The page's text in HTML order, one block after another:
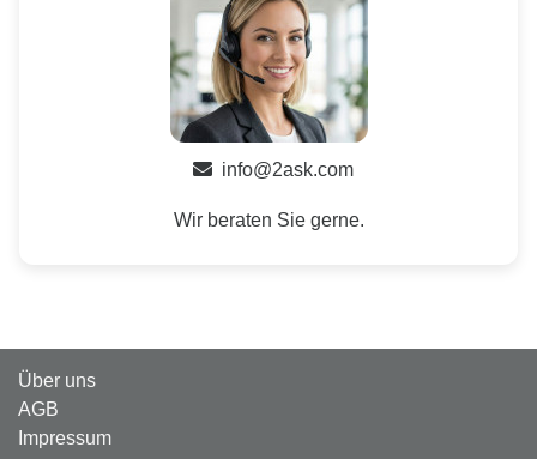
info@2ask.com
Wir beraten Sie gerne.
Über uns
AGB
Impressum